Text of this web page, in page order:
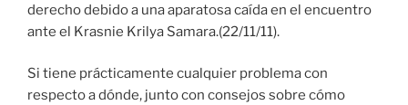
derecho debido a una aparatosa caída en el encuentro
ante el Krasnie Krilya Samara.(22/11/11).
Si tiene prácticamente cualquier problema con
respecto a dónde, junto con consejos sobre cómo